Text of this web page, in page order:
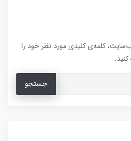
کلمه‌ی کلیدی مورد نظر خود را
جستجو